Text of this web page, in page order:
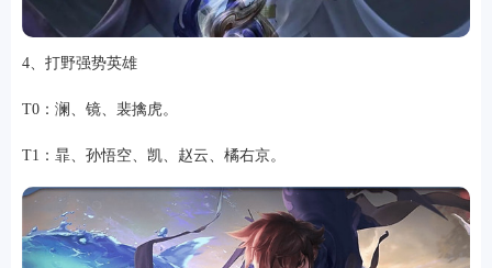
4、打野强势英雄
T0：澜、镜、裴擒虎。
T1：暃、孙悟空、凯、赵云、橘右京。